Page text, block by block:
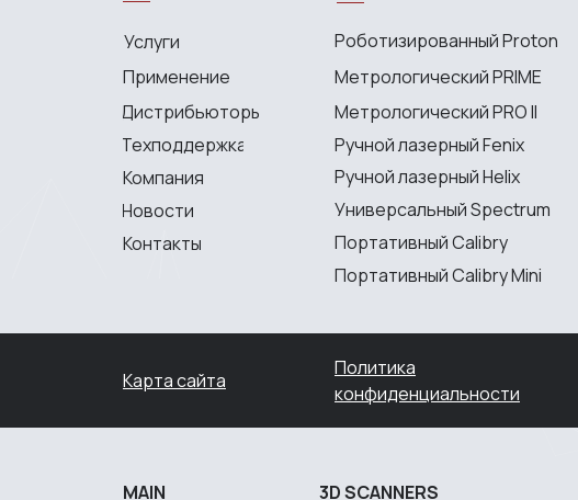
Карта сайта
Политика
конфиденциальности
Портативный Calibry Mini
Портативный Calibry
Универсальный Spectrum
Ручной лазерный Helix
Ручной лазерный Fenix
Метрологический PRO II
Метрологический PRIME
Роботизированный Proton
Контакты
Новости
Компания
Техподдержка
Дистрибьюторы
Применение
Услуги
3D SCANNERS
MAIN